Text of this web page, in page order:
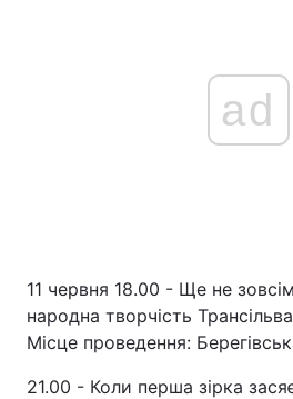
ad
11 червня 18.00 - Ще не
народна творчість
Місце проведення:
21.00 - Коли перша зірка